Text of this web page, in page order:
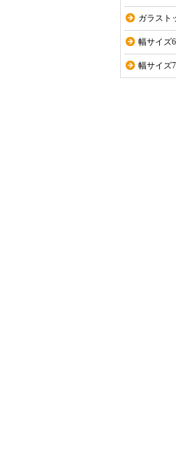
ガラスト
幅サイズ
幅サイズ